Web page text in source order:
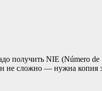
получить NIE (Número
сложно — нужна копия